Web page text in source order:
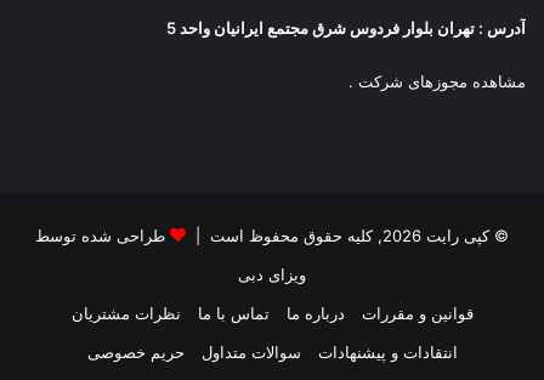
آدرس : تهران بلوار فردوس شرق مجتمع ایرانیان واحد 5
مشاهده مجوزهای شرکت .
© کپی رایت 2026, کلیه حقوق محفوظ است |
طراحی شده توسط
ویزای دبی
قوانین و مقررات
درباره ما تماس با ما
نظرات مشتریان
انتقادات و پیشنهادات
سوالات متداول حریم خصوصی